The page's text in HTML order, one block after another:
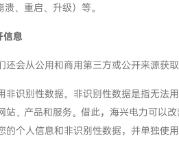
、重启、升级）等。
信息
还会从公用和商用第三方或公开来源获
非识别性数据。非识别性数据是指无法
站、产品和服务。借此，海兴电力可以
的个人信息和非识别性数据，并单独使